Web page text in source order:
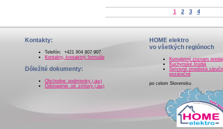
1 2 3 4
Kontakty:
Telefón: +421 904 807 907
Kontakty, kontaktný formulár
Dôležité dokumenty:
Obchodne_podmienky (.doc)
Odstupenie_od_zmluvy (.doc)
HOME elektro
vo všetkých regiónoch
Kompletný zoznam
Kuchynské štúdiá
Servisné strediská
pozáručné
po celom Slovensku